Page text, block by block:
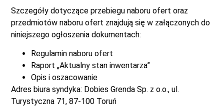
Szczegóły dotyczące przebiegu naboru ofert oraz
przedmiotów naboru ofert znajdują się w załączonych do
niniejszego ogłoszenia dokumentach:
Regulamin naboru ofert
Raport „Aktualny stan inwentarza”
Opis i oszacowanie
Adres biura syndyka: Dobies Grenda Sp. z o.o., ul.
Turystyczna 71, 87-100 Toruń